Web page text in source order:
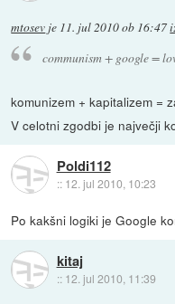
mtosev je 11. jul 2010 ob 16:47
communism + google =
komunizem + kapitalizem =
V celotni zgodbi je največji
Poldi112
:: 12. jul 2010, 10:23
Po kakšni logiki je Google
kitaj
:: 12. jul 2010, 11:39